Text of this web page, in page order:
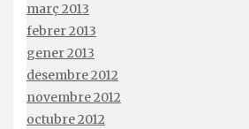
març 2013
febrer 2013
gener 2013
desembre 2012
novembre 2012
octubre 2012